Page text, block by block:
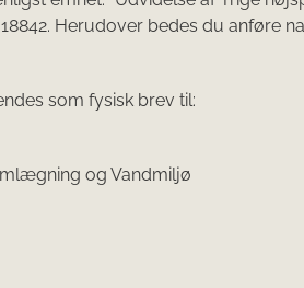
Herudover bedes du anføre
som fysisk brev til:
og Vandmiljø